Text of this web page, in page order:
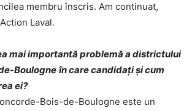
membru înscris. Am continuat,
Laval.
mai importantă problemă a districtului
Boulogne în care candidați și cum
ei?
Bois-de-Boulogne este un